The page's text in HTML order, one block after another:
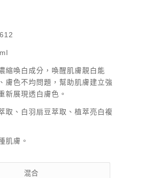
ml
縮喚白成分，喚醒肌膚靚白能
膚色不均問題，幫助肌膚建立強
新展現透白膚色。
取、白羽扇豆萃取、植萃亮白複
肌膚。
混合